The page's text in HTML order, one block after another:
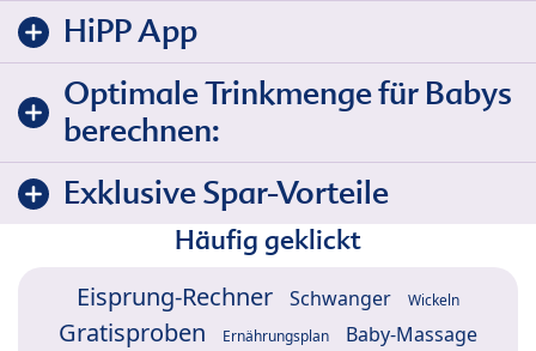
HiPP App
Optimale Trinkmenge für Babys
berechnen:
Exklusive Spar-Vorteile
Häufig geklickt
Eisprung-Rechner Schwanger Wickeln
Gratisproben Ernährungsplan Baby-Massage